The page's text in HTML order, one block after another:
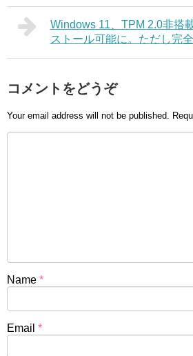
Windows 11、TPM 2.0非搭
ストール可能に。ただし完
コメントをどうぞ
Your email address will not be published.
Name *
Email *